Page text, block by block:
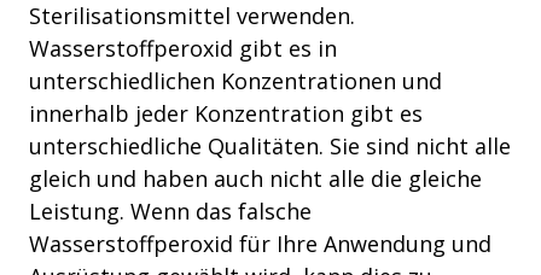
Sterilisationsmittel verwenden.
Wasserstoffperoxid gibt es in
unterschiedlichen Konzentrationen und
innerhalb jeder Konzentration gibt es
unterschiedliche Qualitäten. Sie sind nicht alle
gleich und haben auch nicht alle die gleiche
Leistung. Wenn das falsche
Wasserstoffperoxid für Ihre Anwendung und